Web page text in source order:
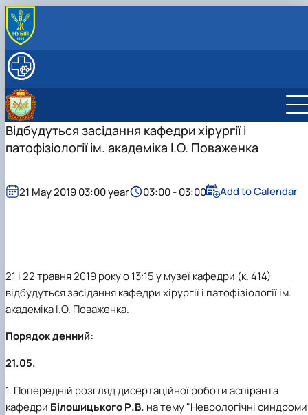
ABOUT
EDUCATIONAL PROCESS
Educational and methodological support
SCIENTIFIC SCHOOLS
SCIENTIFIC SCHOOL OF EXPERIMENTAL ANIMAL
PATHOLOGY
ACADEMICIAN IVAN OMELYANOVYCH POVAZHENKO
SCIENTIFIC ACTIVITY
Priority scientific areas
Collaboration
Conference proceedings
SCIENCE CLUBS
"Animal Pathophysiology and Immunology" Club
Members
Work plan and reports
Information about the club
Members
BIOSECURITY
Відбудуться засідання кафедри хірургії і
патофізіології ім. академіка І.О. Поваженка
21 і 22 травня 2019 року о 13:15 у музеї кафедри (к. 414)
відбудуться засідання кафедри хірургії і патофізіології ім.
академіка І.О. Поваженка.
Порядок денний:
21.05.
1. Попередній розгляд дисертаційної роботи аспіранта
кафедри Білошицького Р.В. на тему "Неврологічні синдроми
21 May 2019 03:00 year 03:00 - 03:00 Add to Calendar